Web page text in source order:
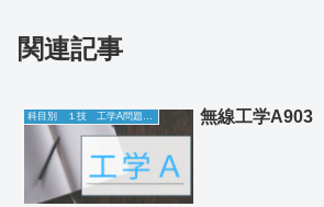
関連記事
無線工学A903